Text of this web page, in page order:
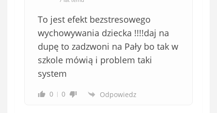
To jest efekt bezstresowego
wychowywania dziecka !!!!daj na
dupę to zadzwoni na Pały bo tak w
szkole mówią i problem taki
system
0 0 Odpowiedz